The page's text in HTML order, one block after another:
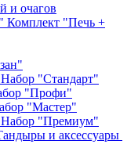
и очагов
Комплект "Печь +
Набор "Стандарт"
"Профи"
"Мастер"
Набор "Премиум"
и аксессуары